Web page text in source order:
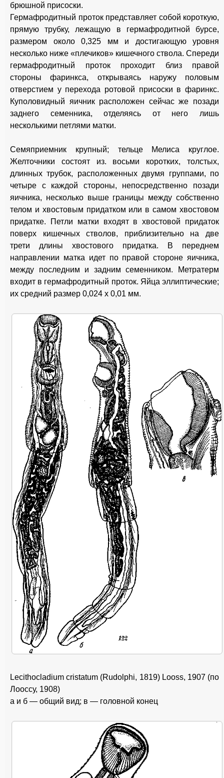
брюшной присоски.
Гермафродитный проток представляет собой короткую,
прямую трубку, лежащую в гермафродитной бурсе,
размером около 0,325 мм и достигающую уровня
несколько ниже «плечиков» кишечного ствола. Спереди
гермафродитный проток проходит близ правой
стороны фаринкса, открываясь наружу половым
отверстием у перехода ротовой присоски в фаринкс.
Куполовидный яичник расположен сейчас же позади
заднего семенника, отделяясь от него лишь
несколькими петлями матки.
Семяприемник крупный; тельце Мелиса круглое.
Желточники состоят из. восьми коротких, толстых,
длинных трубок, расположенных двумя группами, по
четыре с каждой стороны, непосредственно позади
яичника, несколько выше границы между собственно
телом и хвостовым придатком или в самом хвостовом
придатке. Петли матки входят в хвостовой придаток
поверх кишечных стволов, приблизительно на две
трети длины хвостового придатка. В переднем
направлении матка идет по правой стороне яичника,
между последним и задним семенником. Метратерм
входит в гермафродитный проток. Яйца эллиптические;
их средний размер 0,024 x 0,01 мм.
Lecithocladium cristatum (Rudolphi, 1819) Looss, 1907 (по
Лооссу, 1908)
a и б — общий вид; в — головной конец